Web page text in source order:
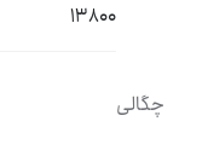
13800
چگالی